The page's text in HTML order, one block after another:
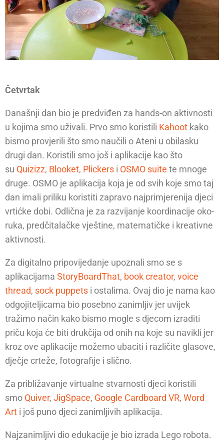
Četvrtak
Današnji dan bio je predviđen za hands-on aktivnosti
u kojima smo uživali. Prvo smo koristili Kahoot kako
bismo provjerili što smo naučili o Ateni u obilasku
drugi dan. Koristili smo još i aplikacije kao što
su Quizizz, Blooket, Plickers i OSMO suite te mnoge
druge. OSMO je aplikacija koja je od svih koje smo taj
dan imali priliku koristiti zapravo najprimjerenija djeci
vrtićke dobi. Odlična je za razvijanje koordinacije oko-
ruka, predčitalačke vještine, matematičke i kreativne
aktivnosti.
Za digitalno pripovijedanje upoznali smo se s
aplikacijama StoryBoardThat, book creator, voice
thread, sock puppets i ostalima. Ovaj dio je nama kao
odgojiteljicama bio posebno zanimljiv jer uvijek
tražimo način kako bismo mogle s djecom izraditi
priču koja će biti drukčija od onih na koje su navikli jer
kroz ove aplikacije možemo ubaciti i različite glasove,
dječje crteže, fotografije i slično.
Za približavanje virtualne stvarnosti djeci koristili
smo Quiver, JigSpace, Google Cardboard VR, Word
Art i još puno djeci zanimljivih aplikacija.
Najzanimljivi dio edukacije je bio izrada Lego robota.